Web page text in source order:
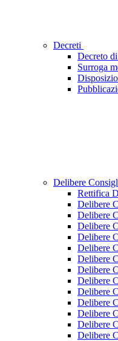
Decreti
Decreto
Surroga
Delibere
Rettifica
Delibere
Delibere
Delibere
Delibere
Delibere
Delibere
Delibere
Delibere
Delibere
Delibere
Delibere
Delibere
Delibere